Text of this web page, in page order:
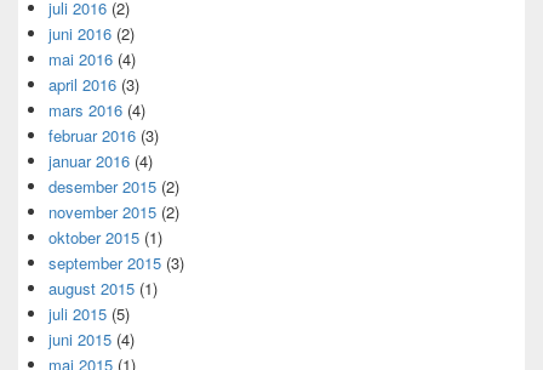
juli 2016 (2)
juni 2016 (2)
mai 2016 (4)
april 2016 (3)
mars 2016 (4)
februar 2016 (3)
januar 2016 (4)
desember 2015 (2)
november 2015 (2)
oktober 2015 (1)
september 2015 (3)
august 2015 (1)
juli 2015 (5)
juni 2015 (4)
mai 2015 (1)